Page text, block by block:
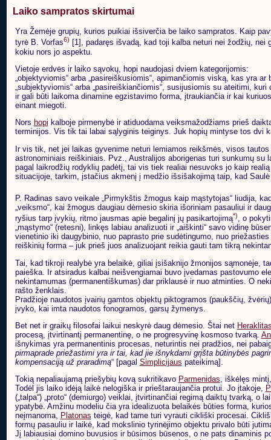
Laiko sampratos skirtumai
Yra Žemėje grupių, kurios puikiai išsiverčia be laiko sampratos. Kaip
tyrė B. Vorfas6) [1], padaręs išvadą, kad toji kalba neturi nei žodžių,
kokiu nors jo aspektu.
Vietoje erdvės ir laiko sąvokų, hopi naudojasi dviem kategorijomis:
„objektyviomis“ arba „pasireiškusiomis“, apimančiomis viską, kas yra
„subjektyviomis“ arba „pasireiškiančiomis“, susijusiomis su ateitimi,
ir gali būti laikoma dinamine egzistavimo forma, įtraukiančia ir kai
einant miegoti.
Nors hopi kalboje pirmenybė ir atiduodama veiksmažodžiams prieš
terminijos. Vis tik tai labai sąlyginis teiginys. Juk hopių mintyse tos dvi
Ir vis tik, net jei laikas gyvenime neturi lemiamos reikšmės, visos
astronominiais reiškiniais. Pvz., Australijos aborigenas turi sunkumų
pagal laikrodžių rodyklių padėtį, tai vis tiek realiai nesuvoks jo kaip
situacijoje, tarkim, įstačius akmenį į medžio išsišakojimą taip, kad
P. Radinas savo veikale „Pirmykštis žmogus kaip mąstytojas“ liudija,
„veiksmo“, kai žmogus daugiau dėmesio skiria išoriniam pasauliui ir
ryšius tarp įvykių, ritmo jausmas apie begalinį jų pasikartojimą*), o
„mąstymo“ (retesni), linkęs labiau analizuoti ir „aiškinti“ savo vidinę
vienetinio iki daugybinio, nuo paprasto prie sudėtingumo, nuo
reiškinių forma – juk prieš juos analizuojant reikia gauti tam tikrą
Tai, kad tikroji realybė yra belaikė, giliai įsišaknijo žmonijos sąmonėje,
paieška. Ir atsiradus kalbai neišvengiamai buvo įvedamas pastovumo
nekintamumas (permanentiškumas) dar priklausė ir nuo atminties. O
rašto ženklais.
Pradžioje naudotos įvairių gamtos objektų piktogramos (paukščių,
įvyko, kai imta naudotos fonogramos, garsų žymenys.
Bet net ir graikų filosofai laikui neskyrė daug dėmesio. Štai net
procesą, įtvirtinantį permanentinę, o ne progresyvinę kosmoso tvarką.
išnykimas yra permanentinis procesas, neturintis nei pradžios, nei
pirmaprade priežastimi yra ir tai, kad jie išnykdami grįšta būtinybės
kompensaciją už praradimą“ [pagal Simplicijaus pateikimą].
Tokią nepaliaujamą priešybių kovą sukritikavo Parmenidas, iškėlęs
Todėl jis laiko idėją laikė nelogiška ir prieštaraujančia protui. Jo įtakoje,
(„talpa“) „proto“ (demiurgo) veiklai, įtvirtinančiai regimą daiktų tvarką, o
ypatybė. Amžinu modeliu čia yra idealizuota belaikės būties forma,
neįmanoma, Platonas teigė, kad tame turi vyrauti cikliški procesai.
formų pasauliu ir laikė, kad mokslinio tyrinėjimo objektu privalo būti
Jį labiausiai domino buvusios ir būsimos būsenos, o ne pats dinaminis